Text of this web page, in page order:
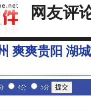
网友评
爽爽贵阳 湖
4分 5分